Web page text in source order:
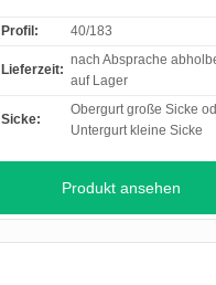
Profil: 40/183
Lieferzeit:
nach Absprache
auf Lager
Sicke:
Obergurt große Sicke
Untergurt kleine Sicke
Produkt ansehen